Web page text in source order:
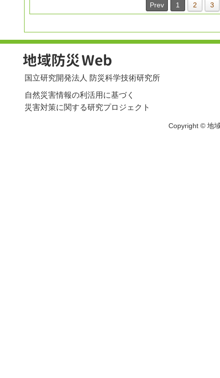
Prev 1 2 3
国立研究開発法人 防災科学技術研究所
自然災害情報の利活用に基づく
災害対策に関する研究プロジェクト
Copyright © 地